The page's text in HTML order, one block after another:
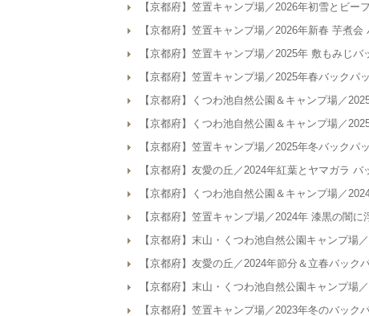
【京都府】笠置キャンプ場／2026年初雪とビ
【京都府】笠置キャンプ場／2026年新春 芋煮
【京都府】笠置キャンプ場／2025年 敷もみじ
【京都府】笠置キャンプ場／2025年春バックパ
【京都府】くつわ池自然公園＆キャンプ場／
【京都府】くつわ池自然公園＆キャンプ場／
【京都府】笠置キャンプ場／2025年冬バックパ
【京都府】友愛の丘／2024年紅葉とヤマガラ
【京都府】くつわ池自然公園＆キャンプ場／
【京都府】笠置キャンプ場／2024年 漆黒の闇
【京都府】末山・くつわ池自然公園キャンプ場
【京都府】友愛の丘／2024年節分＆立春バック
【京都府】末山・くつわ池自然公園キャンプ場
【京都府】笠置キャンプ場／2023年冬のバック